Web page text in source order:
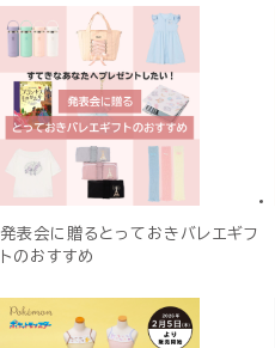
発表会に贈るとっておきバレエギフ
トのおすすめ